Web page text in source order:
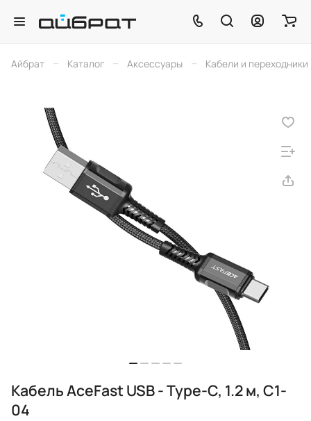
Айбрат – Каталог – Аксессуары – Кабели и переходники
Кабель AceFast USB - Type-C, 1.2 м, C1-
04